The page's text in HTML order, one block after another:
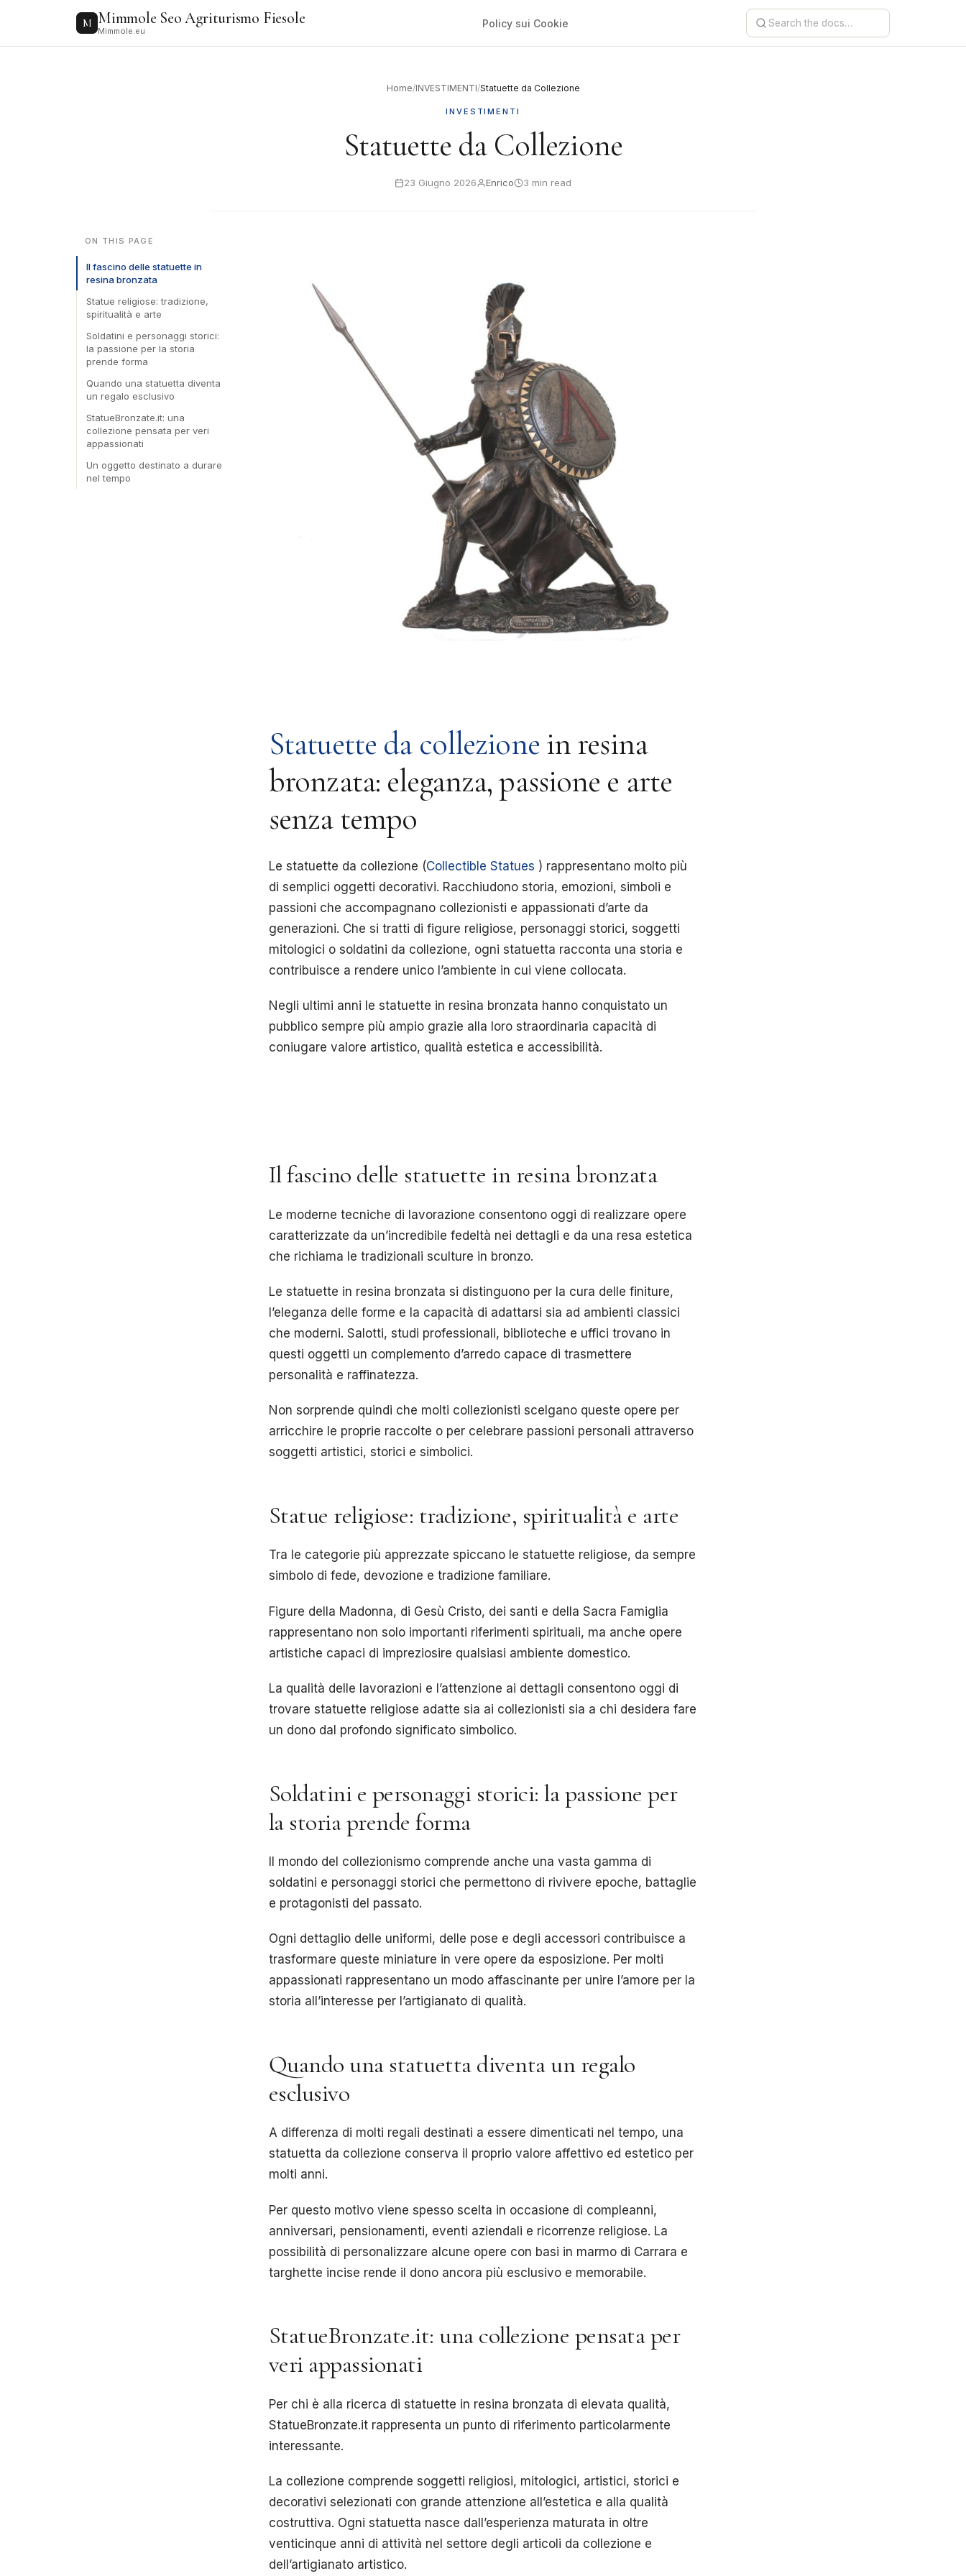
M Mimmole Seo Agriturismo Fiesole
Mimmole.eu
Policy sui Cookie
Home/INVESTIMENTI/Statuette da Collezione
INVESTIMENTI
Statuette da Collezione
23 Giugno 2026 Enrico 3 min read
ON THIS PAGE
Il fascino delle statuette in
resina bronzata
Statue religiose: tradizione,
spiritualità e arte
Soldatini e personaggi storici:
la passione per la storia
prende forma
Quando una statuetta diventa
un regalo esclusivo
StatueBronzate.it: una
collezione pensata per veri
appassionati
Un oggetto destinato a durare
nel tempo
Statuette da collezione in resina
bronzata: eleganza, passione e arte
senza tempo
Le statuette da collezione (Collectible Statues ) rappresentano molto più
di semplici oggetti decorativi. Racchiudono storia, emozioni, simboli e
passioni che accompagnano collezionisti e appassionati d’arte da
generazioni. Che si tratti di figure religiose, personaggi storici, soggetti
mitologici o soldatini da collezione, ogni statuetta racconta una storia e
contribuisce a rendere unico l’ambiente in cui viene collocata.
Negli ultimi anni le statuette in resina bronzata hanno conquistato un
pubblico sempre più ampio grazie alla loro straordinaria capacità di
coniugare valore artistico, qualità estetica e accessibilità.
Il fascino delle statuette in resina bronzata
Le moderne tecniche di lavorazione consentono oggi di realizzare opere
caratterizzate da un’incredibile fedeltà nei dettagli e da una resa estetica
che richiama le tradizionali sculture in bronzo.
Le statuette in resina bronzata si distinguono per la cura delle finiture,
l’eleganza delle forme e la capacità di adattarsi sia ad ambienti classici
che moderni. Salotti, studi professionali, biblioteche e uffici trovano in
questi oggetti un complemento d’arredo capace di trasmettere
personalità e raffinatezza.
Non sorprende quindi che molti collezionisti scelgano queste opere per
arricchire le proprie raccolte o per celebrare passioni personali attraverso
soggetti artistici, storici e simbolici.
Statue religiose: tradizione, spiritualità e arte
Tra le categorie più apprezzate spiccano le statuette religiose, da sempre
simbolo di fede, devozione e tradizione familiare.
Figure della Madonna, di Gesù Cristo, dei santi e della Sacra Famiglia
rappresentano non solo importanti riferimenti spirituali, ma anche opere
artistiche capaci di impreziosire qualsiasi ambiente domestico.
La qualità delle lavorazioni e l’attenzione ai dettagli consentono oggi di
trovare statuette religiose adatte sia ai collezionisti sia a chi desidera fare
un dono dal profondo significato simbolico.
Soldatini e personaggi storici: la passione per
la storia prende forma
Il mondo del collezionismo comprende anche una vasta gamma di
soldatini e personaggi storici che permettono di rivivere epoche, battaglie
e protagonisti del passato.
Ogni dettaglio delle uniformi, delle pose e degli accessori contribuisce a
trasformare queste miniature in vere opere da esposizione. Per molti
appassionati rappresentano un modo affascinante per unire l’amore per la
storia all’interesse per l’artigianato di qualità.
Quando una statuetta diventa un regalo
esclusivo
A differenza di molti regali destinati a essere dimenticati nel tempo, una
statuetta da collezione conserva il proprio valore affettivo ed estetico per
molti anni.
Per questo motivo viene spesso scelta in occasione di compleanni,
anniversari, pensionamenti, eventi aziendali e ricorrenze religiose. La
possibilità di personalizzare alcune opere con basi in marmo di Carrara e
targhette incise rende il dono ancora più esclusivo e memorabile.
StatueBronzate.it: una collezione pensata per
veri appassionati
Per chi è alla ricerca di statuette in resina bronzata di elevata qualità,
StatueBronzate.it rappresenta un punto di riferimento particolarmente
interessante.
La collezione comprende soggetti religiosi, mitologici, artistici, storici e
decorativi selezionati con grande attenzione all’estetica e alla qualità
costruttiva. Ogni statuetta nasce dall’esperienza maturata in oltre
venticinque anni di attività nel settore degli articoli da collezione e
dell’artigianato artistico.